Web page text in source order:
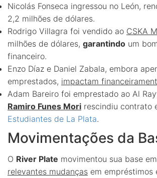
Nicolás Fonseca ingressou no León,
2,2 milhões de dólares.
Rodrigo Villagra foi vendido ao CSKA
milhões de dólares, garantindo um
financeiro.
Enzo Díaz e Daniel Zabala, embora
emprestados, impactam
Adam Bareiro foi emprestado ao Al
Ramiro Funes Mori rescindiu contrato
Estudiantes de La Plata.
Movimentações da
O River Plate movimentou sua base
relevantes mudanças em empréstimos